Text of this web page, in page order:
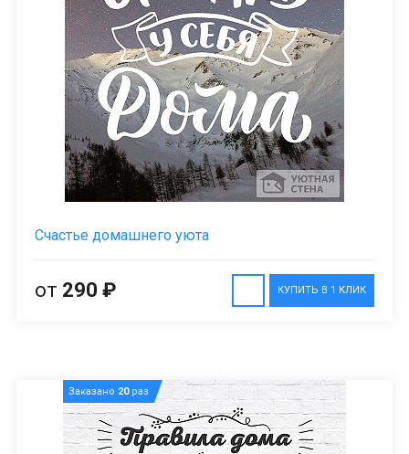
Счастье домашнего уюта
КУПИТЬ В 1 КЛИК
от 290 ₽
Заказано 20раз